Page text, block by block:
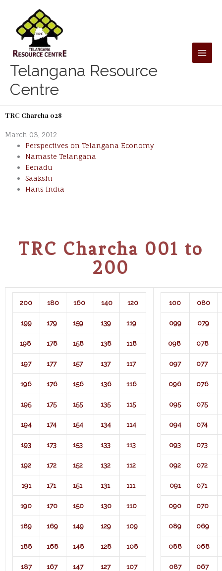
content
Telangana Resource
Centre
TRC Charcha 028
March 03, 2012
Perspectives on Telangana Economy
Namaste Telangana
Eenadu
Saakshi
Hans India
TRC Charcha 001 to
200
200 180 160 140 120
199 179 159 139 119
198 178 158 138 118
197 177 157 137 117
196 176 156 136 116
195 175 155 135 115
194 174 154 134 114
193 173 153 133 113
192 172 152 132 112
191 171 151 131 111
190 170 150 130 110
189 169 149 129 109
188 168 148 128 108
187 167 147 127 107
100 080
099 079
098 078
097 077
096 076
095 075
094 074
093 073
092 072
091 071​
090 070
089 069
088 068
087 067